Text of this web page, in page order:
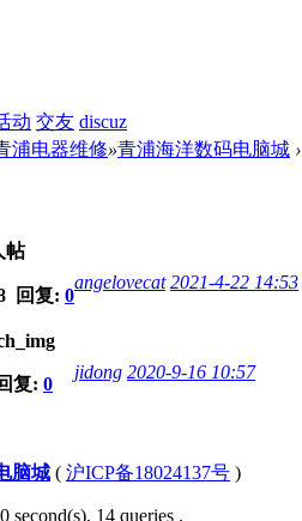
动 交友 discuz
浦电器维修»青浦海洋数码电脑城 ›
回复: 0
angelovecat 2021-4-22 14:53
复: 0
jidong 2020-9-16 10:57
脑城 ( 沪ICP备18024137号 )
second(s), 14 queries .